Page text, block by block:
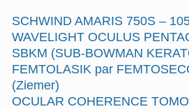
SCHWIND AMARIS 750S –
WAVELIGHT OCULUS
SBKM (SUB-BOWMAN
FEMTOLASIK par
(Ziemer)
OCULAR COHERENCE